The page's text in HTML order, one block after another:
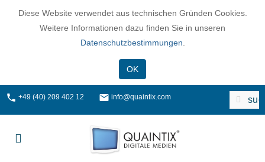
Diese Website verwendet aus technischen Gründen Cookies.
Weitere Informationen dazu finden Sie in unseren
Datenschutzbestimmungen
OK
+49 (40) 209 402 12 info@quaintix.com